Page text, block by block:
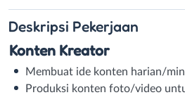
Deskripsi Pekerjaan
Konten Kreator
Membuat ide konten harian/
Produksi konten foto/video